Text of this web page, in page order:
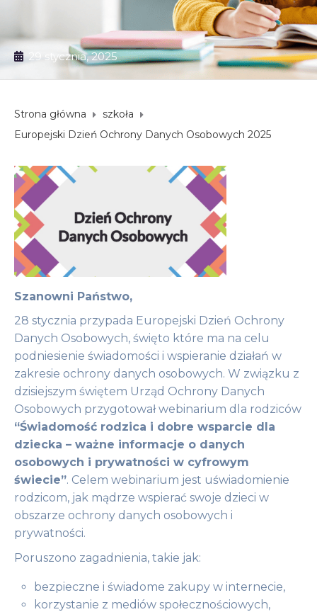
29 stycznia, 2025
Strona główna
szkoła
Europejski Dzień Ochrony Danych Osobowych 2025
Szanowni Państwo,
28 stycznia przypada Europejski Dzień Ochrony
Danych Osobowych, święto które ma na celu
podniesienie świadomości i wspieranie działań w
zakresie ochrony danych osobowych. W związku z
dzisiejszym świętem Urząd Ochrony Danych
Osobowych przygotował webinarium dla rodziców
“Świadomość rodzica i dobre wsparcie dla
dziecka – ważne informacje o danych
osobowych i prywatności w cyfrowym
świecie”. Celem webinarium jest uświadomienie
rodzicom, jak mądrze wspierać swoje dzieci w
obszarze ochrony danych osobowych i
prywatności.
Poruszono zagadnienia, takie jak:
bezpieczne i świadome zakupy w internecie,
korzystanie z mediów społecznościowych,